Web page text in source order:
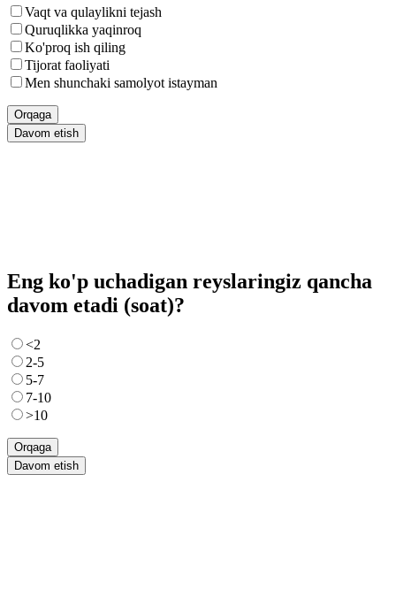
Vaqt va qulaylikni tejash
Quruqlikka yaqinroq
Ko'proq ish qiling
Tijorat faoliyati
Men shunchaki samolyot istayman
Orqaga
Davom etish
Eng ko'p uchadigan reyslaringiz qancha
davom etadi (soat)?
<2
2-5
5-7
7-10
>10
Orqaga
Davom etish